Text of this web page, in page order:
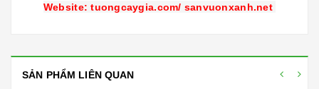
Website: tuongcaygia.com/ sanvuonxanh.net
SẢN PHẨM LIÊN QUAN